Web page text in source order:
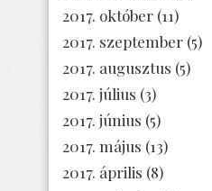
2017. október (11)
2017. szeptember (5)
2017. augusztus (5)
2017. július (3)
2017. június (5)
2017. május (13)
2017. április (8)